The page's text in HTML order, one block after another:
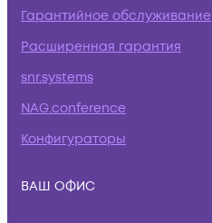
Гарантийное обслуживание
Расширенная гарантия
snr.systems
NAG.conference
Конфигураторы
ВАШ ОФИС